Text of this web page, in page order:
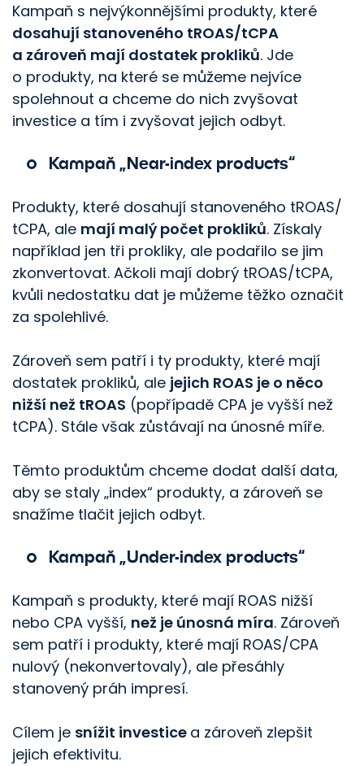
Kampaň s nejvýkonnějšími produkty, které
dosahují stanoveného tROAS/​tCPA
a zároveň mají dostatek prokliků. Jde
o produkty, na které se můžeme nejvíce
spolehnout a chceme do nich zvyšovat
investice a tím i zvyšovat jejich odbyt.
Kampaň „Near-index products“
Produkty, které dosahují stanoveného tROAS/​
tCPA, ale mají malý počet prokliků. Získaly
například jen tři prokliky, ale podařilo se jim
zkonvertovat. Ačkoli mají dobrý tROAS/​tCPA,
kvůli nedostatku dat je můžeme těžko označit
za spolehlivé.
Zároveň sem patří i ty produkty, které mají
dostatek prokliků, ale jejich ROAS je o něco
nižší než tROAS (popřípadě CPA je vyšší než
tCPA). Stále však zůstávají na únosné míře.
Těmto produktům chceme dodat další data,
aby se staly „index“ produkty, a zároveň se
snažíme tlačit jejich odbyt.
Kampaň „Under-index products“
Kampaň s produkty, které mají ROAS nižší
nebo CPA vyšší, než je únosná míra. Zároveň
sem patří i produkty, které mají ROAS/CPA
nulový (nekonvertovaly), ale přesáhly
stanovený práh impresí.
Cílem je snížit investice a zároveň zlepšit
jejich efektivitu.